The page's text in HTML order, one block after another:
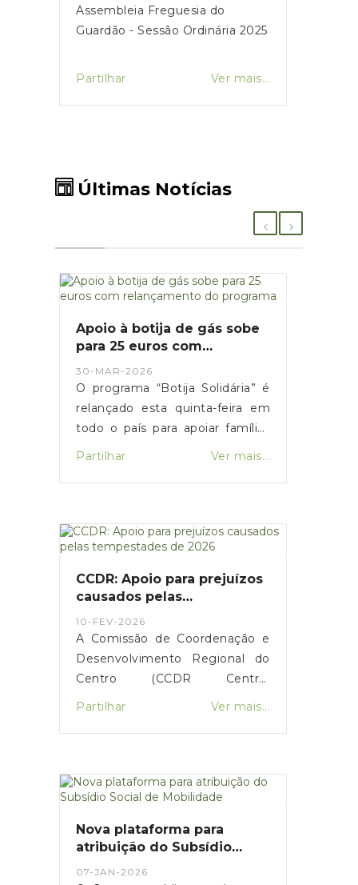
Assembleia Freguesia do
Guardão - Sessão Ordinária 2025
Partilhar Ver mais...
Últimas Notícias
Apoio à botija de gás sobe
para 25 euros com
30-MAR-2026
O programa “Botija Solidária” é
relançado esta quinta-feira em
todo o país para apoiar famílias
de gás. O primeiro-ministro Luís
aumento da comparticipação de
15 para 25 euros durante os
justificando a medida com o
impacto da guerra no Médio
Oriente.
Partilhar Ver mais...
CCDR: Apoio para prejuízos
causados pelas
10-FEV-2026
A Comissão de Coordenação e
Desenvolvimento Regional do
Centro (CCDR Centro)
prejuízos resultantes das
afetaram vários concelhos da
Região Centro.O portal destina-
agricultores e municípios,
permitindo a sinalização de
danos em habitações, atividades
Partilhar Ver mais...
Nova plataforma para
atribuição do Subsídio
07-JAN-2026